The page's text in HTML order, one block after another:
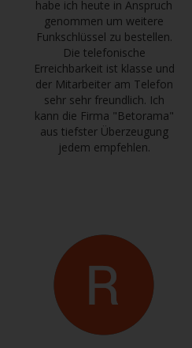
habe ich heute in Anspruch
genommen um weitere
Funkschlüssel zu bestellen.
Die telefonische
Erreichbarkeit ist klasse und
der Mitarbeiter am Telefon
sehr sehr freundlich. Ich
kann die Firma "Betorama"
aus tiefster Überzeugung
jedem empfehlen.